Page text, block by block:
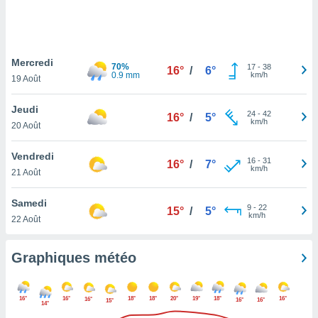
pas
de
cas,
que
sur le
et que
ne
Mercredi
19 Août
70%
0.9 mm
16° / 6° 17- 38
km/h
Jeudi
20 Août
16° / 5° 24- 42
km/h
Vendredi
21 Août
16° / 7° 16- 31
km/h
Samedi
22 Août
15° / 5° 9- 22
km/h
Graphiques météo
16°
14°
16° 16° 15° 18° 18° 20° 19° 18° 16° 16° 16°